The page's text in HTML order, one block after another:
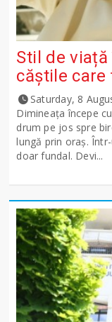
Stil de
căștile
Saturday, 8
Dimineața începe
drum pe jos spre
lungă prin oraș.
doar fundal. Devi...